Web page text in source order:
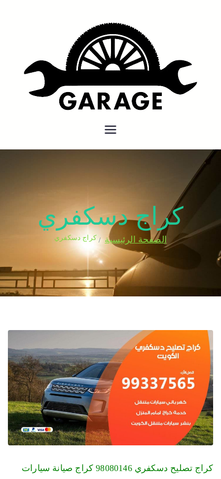
بنشر متنقل
كراج دسكفري
الصفحة الرئيسية كراج دسكفري
كراج تصليح دسكفري 98080146‬ كراج صيانة سيارات